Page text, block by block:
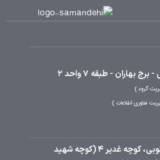
- طبقه 7 واحد 2
گروه
فناوری اطلاعات
البرز، نظرآباد، الغدیر جنوبی، کوچه غدیر 4 (کوچه شهید